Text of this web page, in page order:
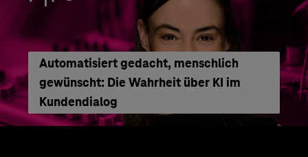
Automatisiert gedacht, menschlich
gewünscht: Die Wahrheit über KI im
Kundendialog